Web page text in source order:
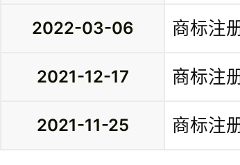
2022-03-06 商标注
2021-12-17 商标注
2021-11-25 商标注